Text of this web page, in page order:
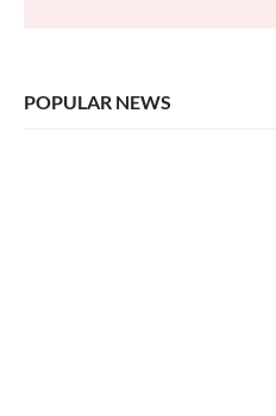
POPULAR NEWS